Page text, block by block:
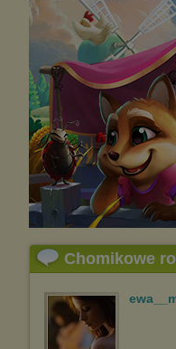
Chomikowe